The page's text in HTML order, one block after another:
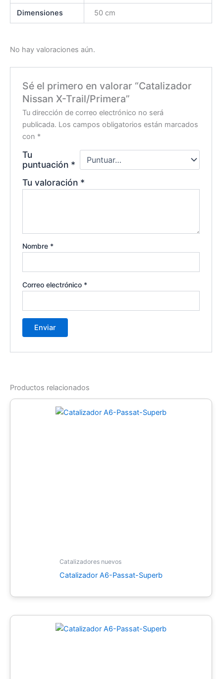
Dimensiones 50 cm
No hay valoraciones aún.
Sé el primero en valorar “Catalizador
Nissan X-Trail/Primera”
Tu dirección de correo electrónico no será
publicada. Los campos obligatorios están marcados
con *
Tu
puntuación *
Tu valoración *
Nombre *
Correo electrónico *
Productos relacionados
Catalizadores nuevos
Catalizador A6-Passat-Superb